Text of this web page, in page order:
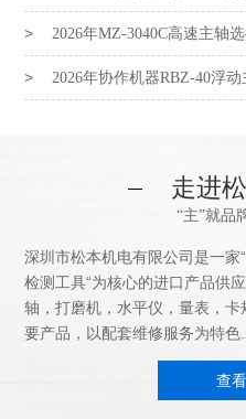
2026年MZ-3040C高速主轴选
2026年协作机器RBZ-40浮动
走进
“主”就品
深圳市松本机电有限公司是一
检测工具“为核心的进口产品供
轴，打磨机，水平仪，量表，
要产品，以配套维修服务为特色
查